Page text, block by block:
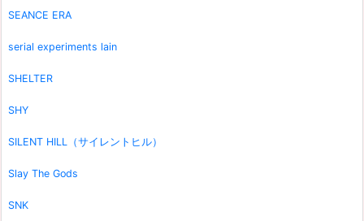
SEANCE ERA
serial experiments lain
SHELTER
SHY
SILENT HILL（サイレントヒル）
Slay The Gods
SNK